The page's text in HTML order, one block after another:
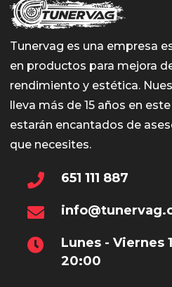
Tunervag es una empresa
en productos para mejora
rendimiento y estética.
lleva más de 15 años en
estarán encantados de
que necesites.
651 111 887
Lunes - Viernes
20:00